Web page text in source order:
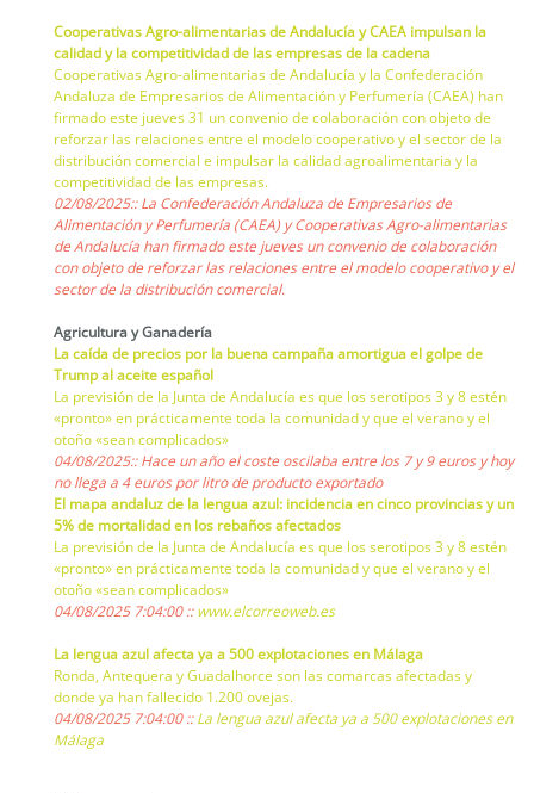
Cooperativas Agro-alimentarias de Andalucía y CAEA impulsan la
calidad y la competitividad de las empresas de la cadena
Cooperativas Agro-alimentarias de Andalucía y la Confederación
Andaluza de Empresarios de Alimentación y Perfumería (CAEA) han
firmado este jueves 31 un convenio de colaboración con objeto de
reforzar las relaciones entre el modelo cooperativo y el sector de la
distribución comercial e impulsar la calidad agroalimentaria y la
competitividad de las empresas.
02/08/2025:: La Confederación Andaluza de Empresarios de
Alimentación y Perfumería (CAEA) y Cooperativas Agro-alimentarias
de Andalucía han firmado este jueves un convenio de colaboración
con objeto de reforzar las relaciones entre el modelo cooperativo y el
sector de la distribución comercial.
Agricultura y Ganadería
La caída de precios por la buena campaña amortigua el golpe de
Trump al aceite español
La previsión de la Junta de Andalucía es que los serotipos 3 y 8 estén
«pronto» en prácticamente toda la comunidad y que el verano y el
otoño «sean complicados»
04/08/2025:: Hace un año el coste oscilaba entre los 7 y 9 euros y hoy
no llega a 4 euros por litro de producto exportado
El mapa andaluz de la lengua azul: incidencia en cinco provincias y un
5% de mortalidad en los rebaños afectados
La previsión de la Junta de Andalucía es que los serotipos 3 y 8 estén
«pronto» en prácticamente toda la comunidad y que el verano y el
otoño «sean complicados»
04/08/2025 7:04:00 ::www.elcorreoweb.es
La lengua azul afecta ya a 500 explotaciones en Málaga
Ronda, Antequera y Guadalhorce son las comarcas afectadas y
donde ya han fallecido 1.200 ovejas.
04/08/2025 7:04:00 ::La lengua azul afecta ya a 500 explotaciones en
Málaga